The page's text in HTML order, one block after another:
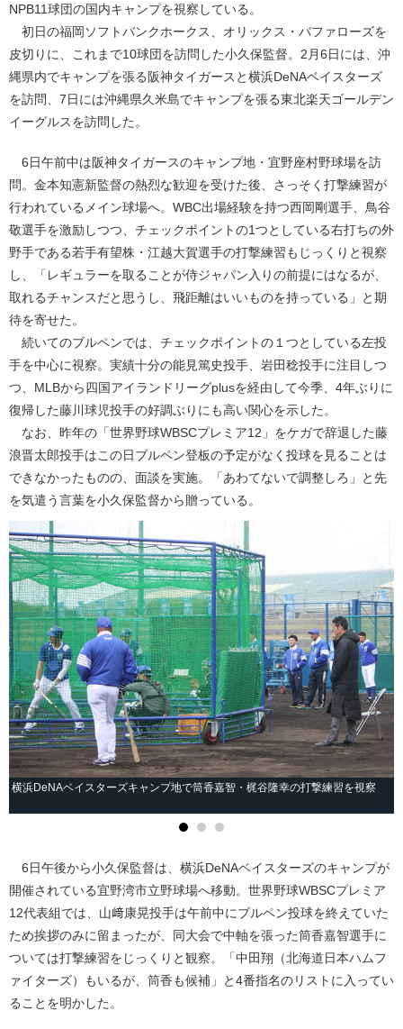
NPB11球団の国内キャンプを視察している。
初日の福岡ソフトバンクホークス、オリックス・バファローズを
皮切りに、これまで10球団を訪問した小久保監督。2月6日には、沖
縄県内でキャンプを張る阪神タイガースと横浜DeNAベイスターズ
を訪問、7日には沖縄県久米島でキャンプを張る東北楽天ゴールデン
イーグルスを訪問した。
6日午前中は阪神タイガースのキャンプ地・宜野座村野球場を訪
問。金本知憲新監督の熱烈な歓迎を受けた後、さっそく打撃練習が
行われているメイン球場へ。WBC出場経験を持つ西岡剛選手、鳥谷
敬選手を激励しつつ、チェックポイントの1つとしている右打ちの外
野手である若手有望株・江越大賀選手の打撃練習もじっくりと視察
し、「レギュラーを取ることが侍ジャパン入りの前提にはなるが、
取れるチャンスだと思うし、飛距離はいいものを持っている」と期
待を寄せた。
続いてのブルペンでは、チェックポイントの１つとしている左投
手を中心に視察。実績十分の能見篤史投手、岩田稔投手に注目しつ
つ、MLBから四国アイランドリーグplusを経由して今季、4年ぶりに
復帰した藤川球児投手の好調ぶりにも高い関心を示した。
なお、昨年の「世界野球WBSCプレミア12」をケガで辞退した藤
浪晋太郎投手はこの日ブルペン登板の予定がなく投球を見ることは
できなかったものの、面談を実施。「あわてないで調整しろ」と先
を気遣う言葉を小久保監督から贈っている。
横浜DeNAベイスターズキャンプ地で筒香嘉智・梶谷隆幸の打撃練習を視察
6日午後から小久保監督は、横浜DeNAベイスターズのキャンプが
開催されている宜野湾市立野球場へ移動。世界野球WBSCプレミア
12代表組では、山﨑康晃投手は午前中にブルペン投球を終えていた
ため挨拶のみに留まったが、同大会で中軸を張った筒香嘉智選手に
ついては打撃練習をじっくりと観察。「中田翔（北海道日本ハムフ
ァイターズ）もいるが、筒香も候補」と4番指名のリストに入ってい
ることを明かした。